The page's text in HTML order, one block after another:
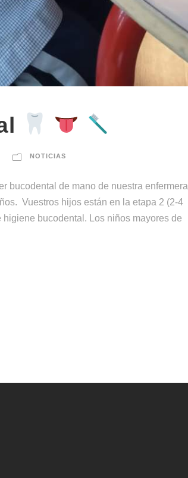
NOTICIAS
bucodental de mano de nuestra enfermera
Vuestros hijos están en la etapa 2 (2-4
bucodental. Los niños mayores de